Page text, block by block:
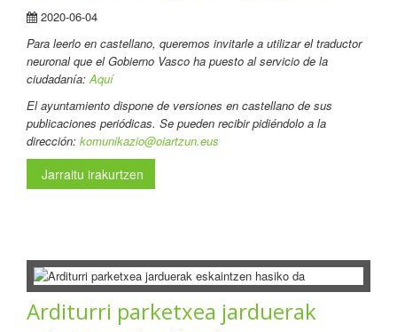
2020-06-04
Para leerlo en castellano, queremos invitarle a utilizar el traductor
neuronal que el Gobierno Vasco ha puesto al servicio de la
ciudadanía:Aquí
El ayuntamiento dispone de versiones en castellano de sus
publicaciones periódicas. Se pueden recibir pidiéndolo a la
dirección: komunikazio@oiartzun.eus
Jarraitu irakurtzen
Arditurri parketxea jarduerak